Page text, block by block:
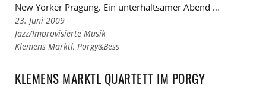
New Yorker Prägung. Ein unterhaltsamer Abend …
23. Juni 2009
Links
zu
Kategorien
Jazz/Improvisierte Musik
Links
den
Tags
Klemens Marktl, Porgy&Bess
KLEMENS MARKTL QUARTETT IM PORGY